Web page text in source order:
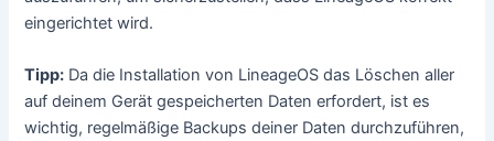
eingerichtet wird.
Tipp: Da die Installation von LineageOS das Löschen aller
auf deinem Gerät gespeicherten Daten erfordert, ist es
wichtig, regelmäßige Backups deiner Daten durchzuführen,